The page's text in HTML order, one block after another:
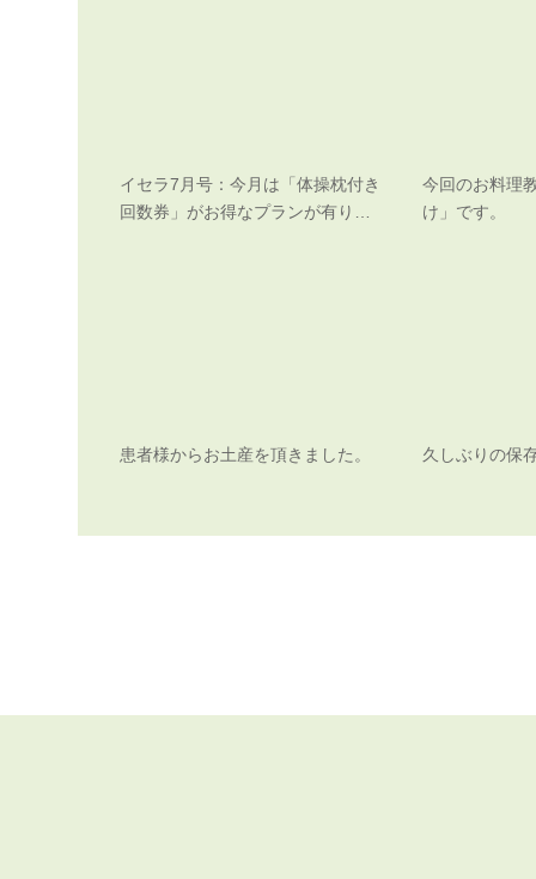
イセラ7月号：今月は「体操枕付き
回数券」がお得なプランが有り…
今回のお料理
け」です。
患者様からお土産を頂きました。 久しぶりの保